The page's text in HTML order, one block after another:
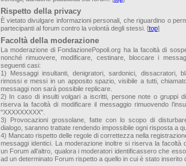
Rispetto della privacy
È vietato divulgare informazioni personali, che riguardino o
partecipanti al forum contro la volontà degli stessi. [top]
Facoltà della moderazione
La moderazione di FondazionePopoli.org ha la facoltà di
nonché rimuovere, modificare, cestinare, bloccare i
seguenti casi:
1) Messaggi insultanti, denigratori, sardonici, dissacratori,
rimossi e messi in un apposito spazio, visibile a tutti,
messaggi non sarà possibile replicare.
2) In caso di insulti volgari a iscritti, persone note o gruppi
riserva la facoltà di modificare il messaggio rimuovendo
"XXXXXXXXX".
3) Provocazioni grossolane, fatte con lo scopo di
dialogo, saranno trattate rendendo impossibile ogni risposta a
4) Mancato rispetto delle regole di correttezza nella
messaggi identici. La moderazione inoltre si riserva la facoltà
un Forum all’altro, qualora i moderatori identificassero che
ad un determinato Forum rispetto a quello in cui è stato inserito